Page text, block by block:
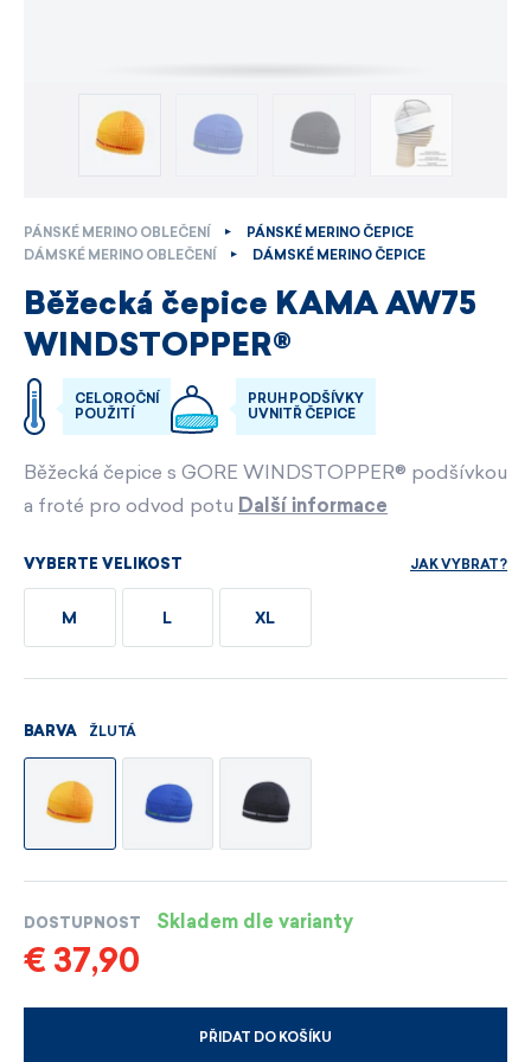
PÁNSKÉ MERINO OBLEČENÍ
PÁNSKÉ MERINO ČEPICE
DÁMSKÉ MERINO OBLEČENÍ
DÁMSKÉ MERINO ČEPICE
Běžecká čepice KAMA AW75
WINDSTOPPER®
CELOROČNÍ
POUŽITÍ
PRUH PODŠÍVKY
UVNITŘ ČEPICE
Běžecká čepice s GORE WINDSTOPPER® podšívkou
a froté pro odvod potu Další informace
VYBERTE VELIKOST JAK VYBRAT?
M L XL
BARVA ŽLUTÁ
DOSTUPNOST Skladem dle varianty
€ 37,90
PŘIDAT DO KOŠÍKU